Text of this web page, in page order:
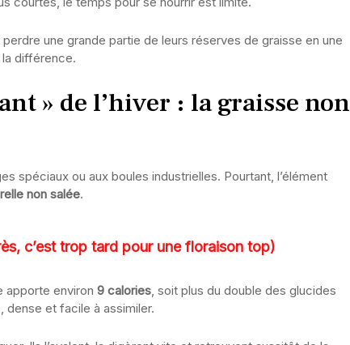
une grande partie de leurs réserves de graisse en une
différence.
» de l’hiver : la graisse non
spéciaux ou aux boules industrielles. Pourtant, l’élément
non salée.
c’est trop tard pour une floraison top)
apporte environ 9 calories, soit plus du double des glucides
dense et facile à assimiler.